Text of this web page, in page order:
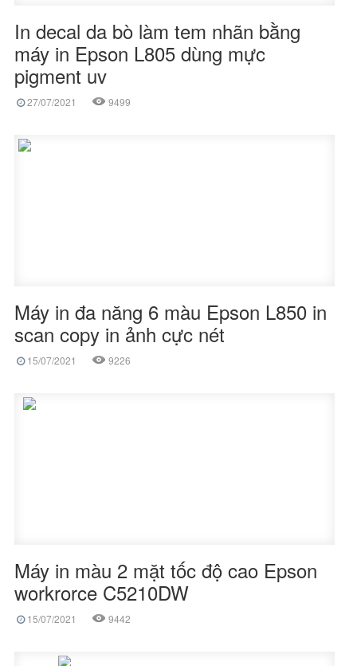
In decal da bò làm tem nhãn bằng
máy in Epson L805 dùng mực
pigment uv
27/07/2021 9499
Máy in đa năng 6 màu Epson L850 in
scan copy in ảnh cực nét
15/07/2021 9226
Máy in màu 2 mặt tốc độ cao Epson
workrorce C5210DW
15/07/2021 9442